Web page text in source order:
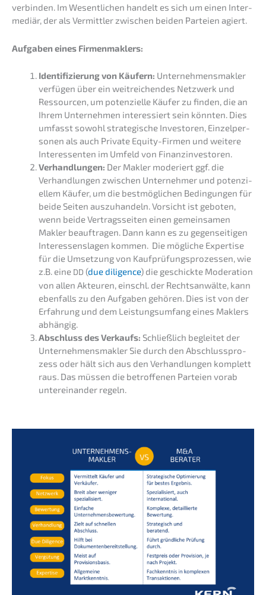
verbin­den. Im Wesent­li­chen handelt es sich um einen Inter­
me­di­är, der als Vermitt­ler zwischen beiden Partei­en agiert.
Aufga­ben eines Firmenmaklers:
Identi­fi­zie­rung von Käufern: Unter­neh­mens­mak­ler
verfü­gen über ein weitrei­chen­des Netzwerk und
Ressour­cen, um poten­zi­el­le Käufer zu finden, die an
Ihrem Unter­neh­men inter­es­siert sein könnten. Dies
umfasst sowohl strate­gi­sche Inves­to­ren, Einzel­per­
so­nen als auch Priva­te Equity-Firmen und weite­re
Inter­es­sen­ten im Umfeld von Finanzinvestoren.
Verhand­lun­gen: Der Makler moderiert ggf. die
Verhand­lun­gen zwischen Unter­neh­mer und poten­zi­
el­lem Käufer, um die bestmög­li­chen Bedin­gun­gen für
beide Seiten auszu­han­deln. Vorsicht ist geboten,
wenn beide Vertrags­sei­ten einen gemein­sa­men
Makler beauf­tra­gen. Dann kann es zu gegen­sei­ti­gen
Inter­es­sens­la­gen kommen. Die mögli­che Exper­ti­se
für die Umset­zung von Kaufprü­fungs­pro­zes­sen, wie
z.B. eine DD (due diligence) die geschick­te Modera­ti­on
von allen Akteu­ren, einschl. der Rechts­an­wäl­te, kann
ebenfalls zu den Aufga­ben gehören. Dies ist von der
Erfah­rung und dem Leistungs­um­fang eines Maklers
abhängig.
Abschluss des Verkaufs: Schließ­lich beglei­tet der
Unter­neh­mens­mak­ler Sie durch den Abschluss­pro­
zess oder hält sich aus den Verhand­lun­gen komplett
raus. Das müssen die betrof­fe­nen Partei­en vorab
unter­ein­an­der regeln.